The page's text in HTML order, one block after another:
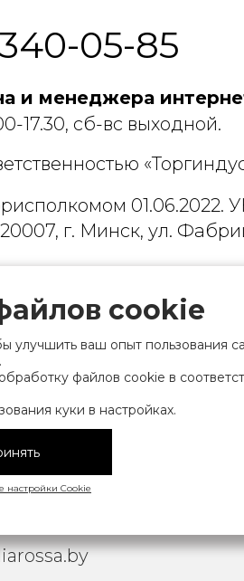
05-85
и менеджера
17.30, сб-вс выходной.
01.06.2022.
г. Минск, ул.
с драгоценными
Номер
работников
администрация
ОБРАБОТКА ПЕРСОНАЛЬНЫХ
cookie
улучшить ваш опыт пользования
файлов cookie в
куки в настройках.
настройки Cookie